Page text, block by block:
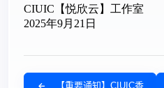
【重要通知】CIUIC香